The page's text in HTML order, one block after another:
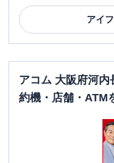
アイ
アコム 大阪府河
約機・店舗・ATM